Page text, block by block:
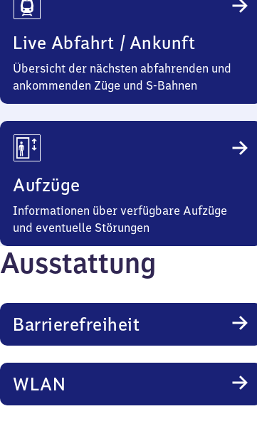
Live Abfahrt / Ankunft
Übersicht der nächsten abfahrenden und
ankommenden Züge und S-Bahnen
Aufzüge
Informationen über verfügbare Aufzüge
und eventuelle Störungen
Ausstattung
Barrierefreiheit
WLAN